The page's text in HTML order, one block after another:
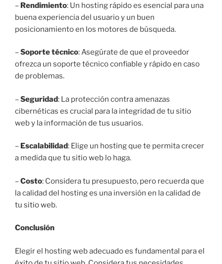
– Rendimiento: Un hosting rápido es esencial para una
buena experiencia del usuario y un buen
posicionamiento en los motores de búsqueda.
–Soporte técnico: Asegúrate de que el proveedor
ofrezca un soporte técnico confiable y rápido en caso
de problemas.
–Seguridad: La protección contra amenazas
cibernéticas es crucial para la integridad de tu sitio
web y la información de tus usuarios.
– Escalabilidad: Elige un hosting que te permita crecer
a medida que tu sitio web lo haga.
–Costo: Considera tu presupuesto, pero recuerda que
la calidad del hosting es una inversión en la calidad de
tu sitio web.
Conclusión
Elegir el hosting web adecuado es fundamental para el